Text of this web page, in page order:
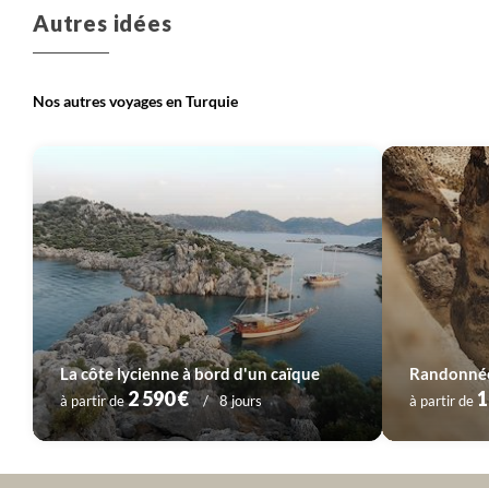
Autres idées
Nos autres voyages en Turquie
La côte lycienne à bord d'un caïque
à partir de2 590 € 8 jours à partir de